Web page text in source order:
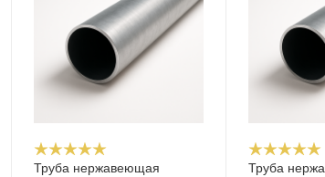
Труба нержавеющая
Труба